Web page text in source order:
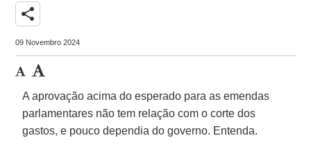
share
09 Novembro 2024
A aprovação acima do esperado para as emendas
parlamentares não tem relação com o corte dos
gastos, e pouco dependia do governo. Entenda.